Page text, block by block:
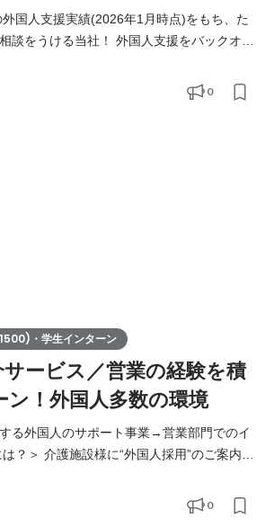
国人支援実績(2026年1月時点)をもち、た
社！ 外国人支援をバックオフ
外から来日するまでの手続き ・外国人支援
・入国管理局に進捗確認 ・来社対応、電話対
0
・学生インターン
ービス／営業の経験を積
ン！外国人多数の環境
る外国人のサポート事業→営業部門でのイ
取得 ■慣れてきたら商談同席 📍ポイント
で多国籍 ■雰囲気はYouTubeで『Funtoco(フ
0